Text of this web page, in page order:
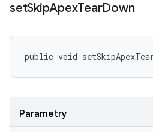
setSkipApexTearDown
public void
Parametry